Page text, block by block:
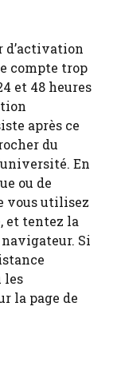
d’activation
compte trop
et 48 heures
après ce
du
En
ou de
vous utilisez
et tentez la
Si
les
la page de